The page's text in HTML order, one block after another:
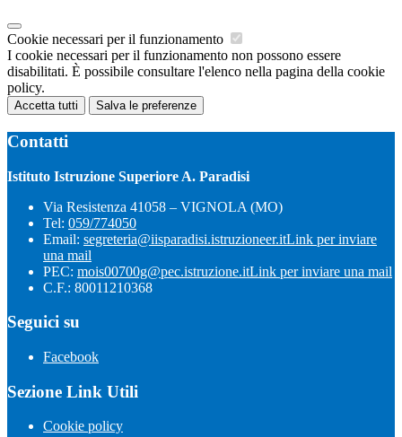
Cookie necessari per il funzionamento
I cookie necessari per il funzionamento non possono essere
disabilitati. È possibile consultare l'elenco nella pagina della cookie
policy.
Accetta tutti Salva le preferenze
Contatti
Istituto Istruzione Superiore A. Paradisi
Via Resistenza 41058 – VIGNOLA (MO)
Tel: 059/774050
Email: segreteria@iisparadisi.istruzioneer.itLink per inviare
una mail
PEC: mois00700g@pec.istruzione.itLink per inviare una mail
C.F.: 80011210368
Seguici su
Facebook
Sezione Link Utili
Cookie policy